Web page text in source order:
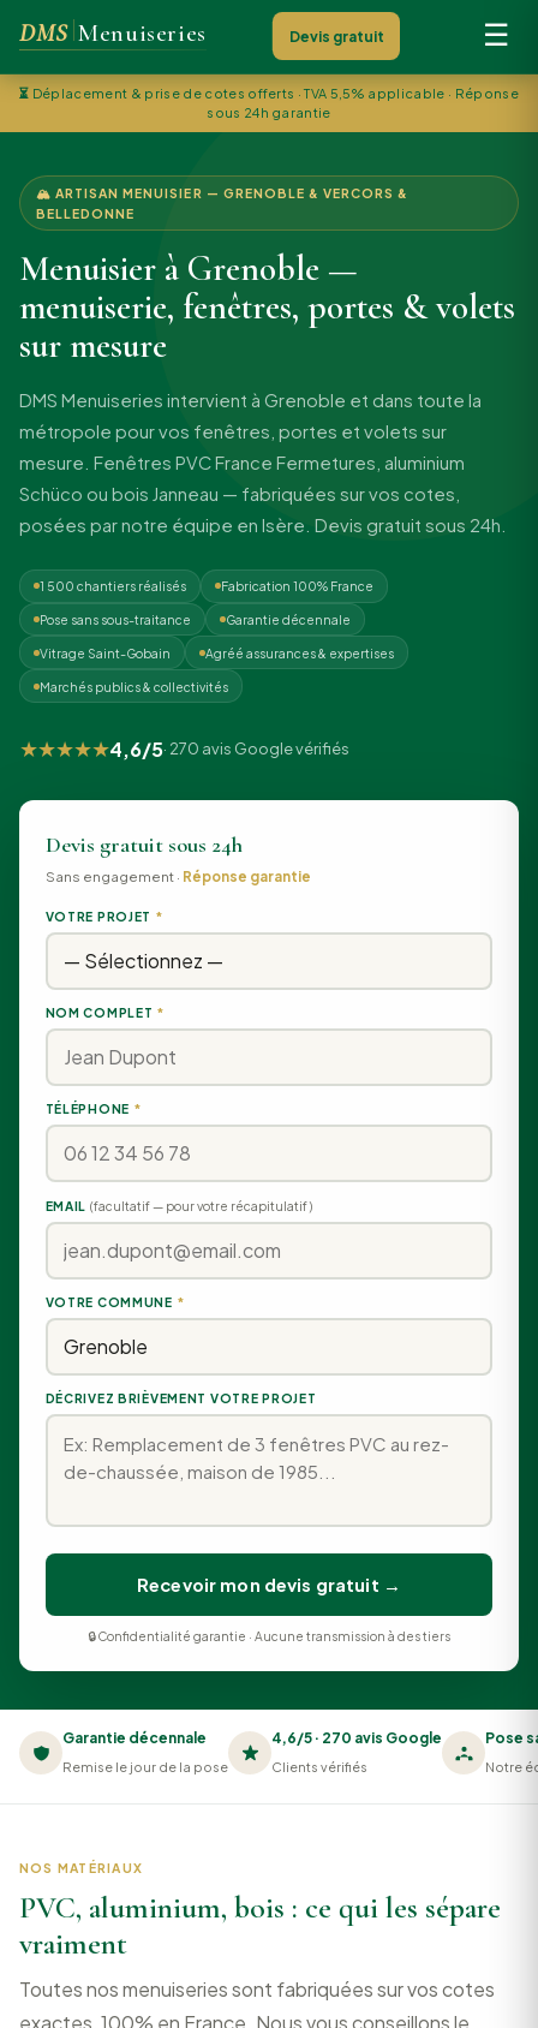
DMS Menuiseries Devis gratuit ☰
⏳ Déplacement & prise de cotes offerts · TVA 5,5% applicable · Réponse
sous 24h garantie
🏔 ARTISAN MENUISIER — GRENOBLE & VERCORS &
BELLEDONNE
Menuisier à Grenoble —
menuiserie, fenêtres, portes & volets
sur mesure
DMS Menuiseries intervient à Grenoble et dans toute la
métropole pour vos fenêtres, portes et volets sur
mesure. Fenêtres PVC France Fermetures, aluminium
Schüco ou bois Janneau — fabriquées sur vos cotes,
posées par notre équipe en Isère. Devis gratuit sous 24h.
1 500 chantiers réalisés Fabrication 100% France
Pose sans sous-traitance Garantie décennale
Vitrage Saint-Gobain Agréé assurances & expertises
Marchés publics & collectivités
★★★★★4,6/5· 270 avis Google vérifiés
Devis gratuit sous 24h
Sans engagement · Réponse garantie
VOTRE PROJET *
NOM COMPLET *
TÉLÉPHONE *
EMAIL (facultatif — pour votre récapitulatif)
VOTRE COMMUNE *
DÉCRIVEZ BRIÈVEMENT VOTRE PROJET
Recevoir mon devis gratuit →
🔒 Confidentialité garantie · Aucune transmission à des tiers
Garantie décennale
Remise le jour de la pose
4,6/5 · 270 avis Google
Clients vérifiés
Pose
Notre
NOS MATÉRIAUX
PVC, aluminium, bois : ce qui les sépare
vraiment
Toutes nos menuiseries sont fabriquées sur vos cotes
exactes, 100% en France. Nous vous conseillons le